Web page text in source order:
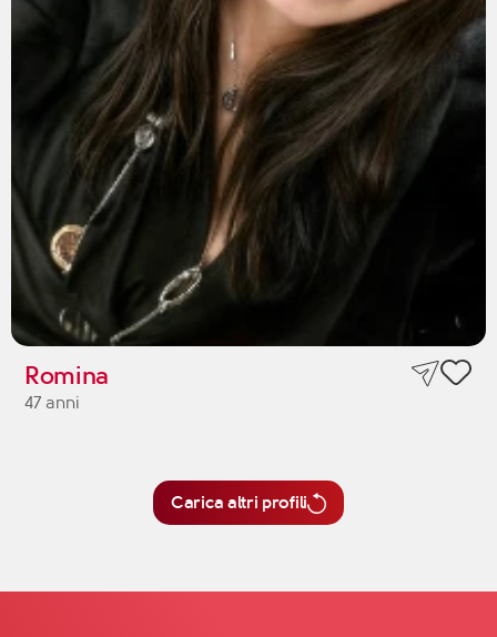
Romina
47 anni
Carica altri profili